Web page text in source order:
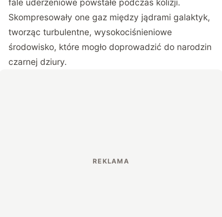
fale uderzeniowe powstałe podczas kolizji.
Skompresowały one gaz między jądrami galaktyk,
tworząc turbulentne, wysokociśnieniowe
środowisko, które mogło doprowadzić do narodzin
czarnej dziury.